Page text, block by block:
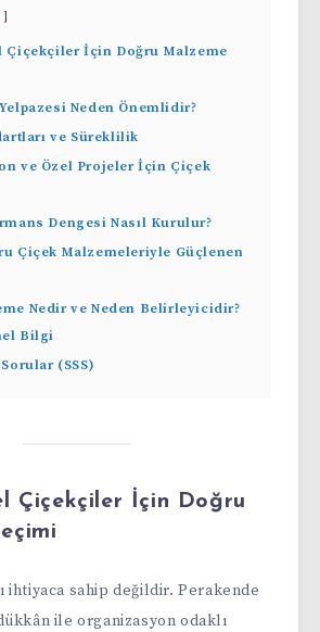
Çiçekçiler İçin Doğru Malzeme
Neden Önemlidir?
ve Süreklilik
ve Özel Projeler İçin Çiçek
Dengesi Nasıl Kurulur?
Çiçek Malzemeleriyle Güçlenen
Nedir ve Neden Belirleyicidir?
Bilgi
(SSS)
Çiçekçiler İçin Doğru
ihtiyaca sahip değildir. Perakende
ile organizasyon odaklı